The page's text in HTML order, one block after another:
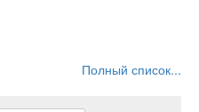
Полный список...